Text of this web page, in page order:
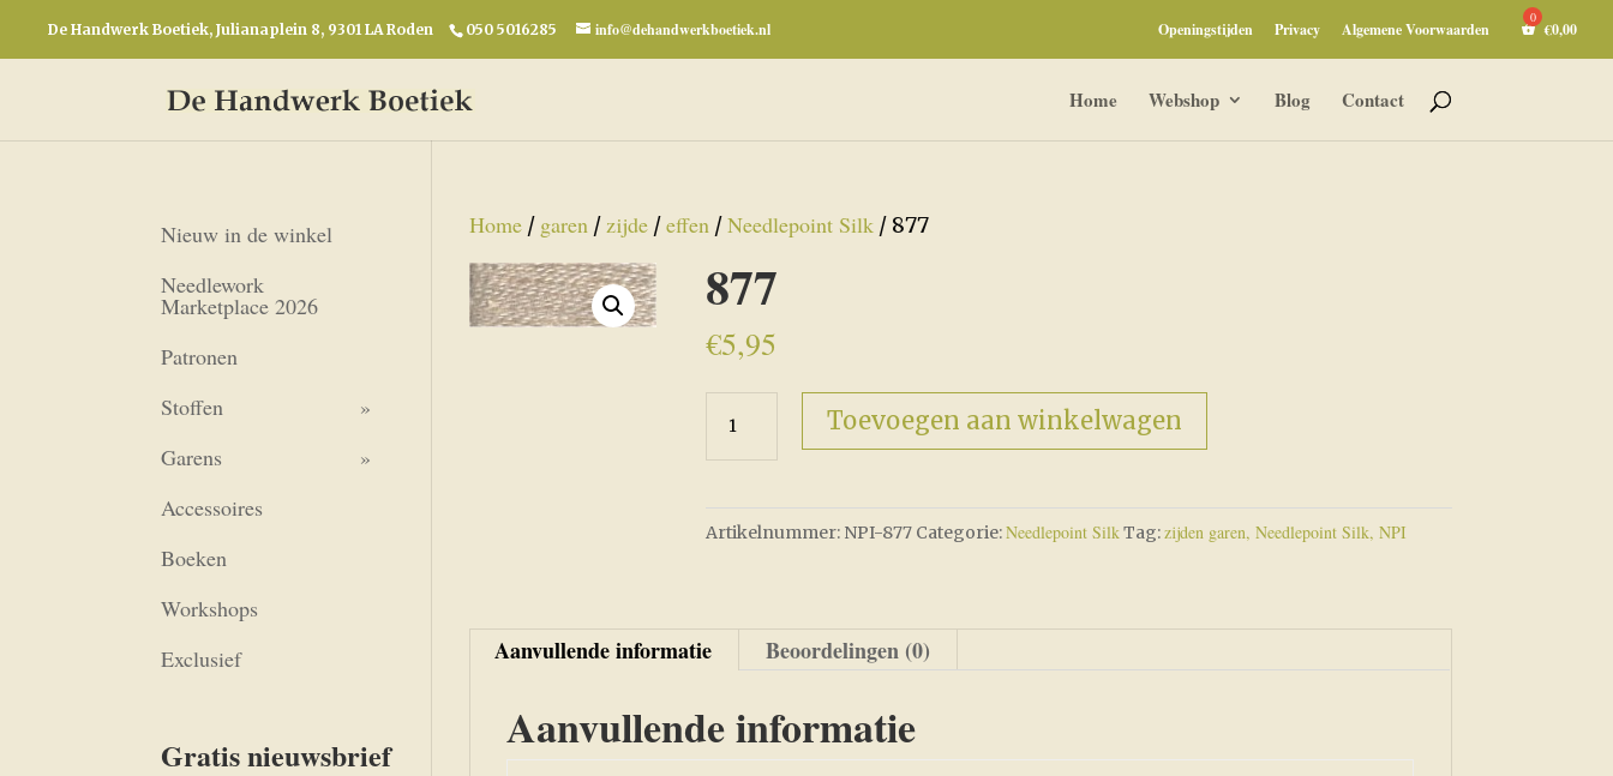
De Handwerk Boetiek, Julianaplein 8, 9301 LA Roden 050 5016285 info@dehandwerkboetiek.nl Openingstijden Privacy Algemene Voorwaarden €0,00
Home Webshop Blog Contact
Home / garen /zijde /effen /Needlepoint Silk / 877
877
€5,95
aantal
Toevoegen aan winkelwagen
Artikelnummer: NPI-877 Categorie:Needlepoint SilkTag:zijden garen, Needlepoint Silk, NPI
Aanvullende informatie Beoordelingen (0)
Aanvullende informatie
Nieuw in de winkel
Needlework
Marketplace 2026
Patronen
Stoffen
Garens
Accessoires
Boeken
Workshops
Exclusief
Gratis nieuwsbrief